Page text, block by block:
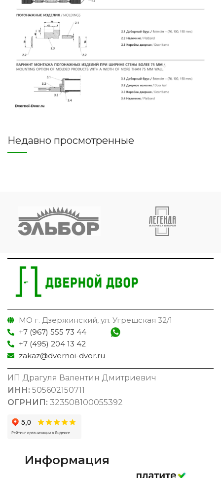
Недавно просмотренные
МО г. Дзержинский, ул. Угрешская 32/1
+7 (967) 555 73 44
+7 (495) 204 13 42
zakaz@dvernoi-dvor.ru
ИП Драгуля Валентин Дмитриевич
ИНН: 505602150711
ОГРНИП: 323508100055392
Информация